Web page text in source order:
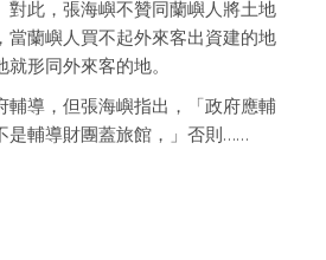
對此，張海嶼不贊同蘭嶼人將土地
當蘭嶼人買不起外來客出資建的地
就形同外來客的地。
輔導，但張海嶼指出，「政府應輔
是輔導財團蓋旅館，」否則……